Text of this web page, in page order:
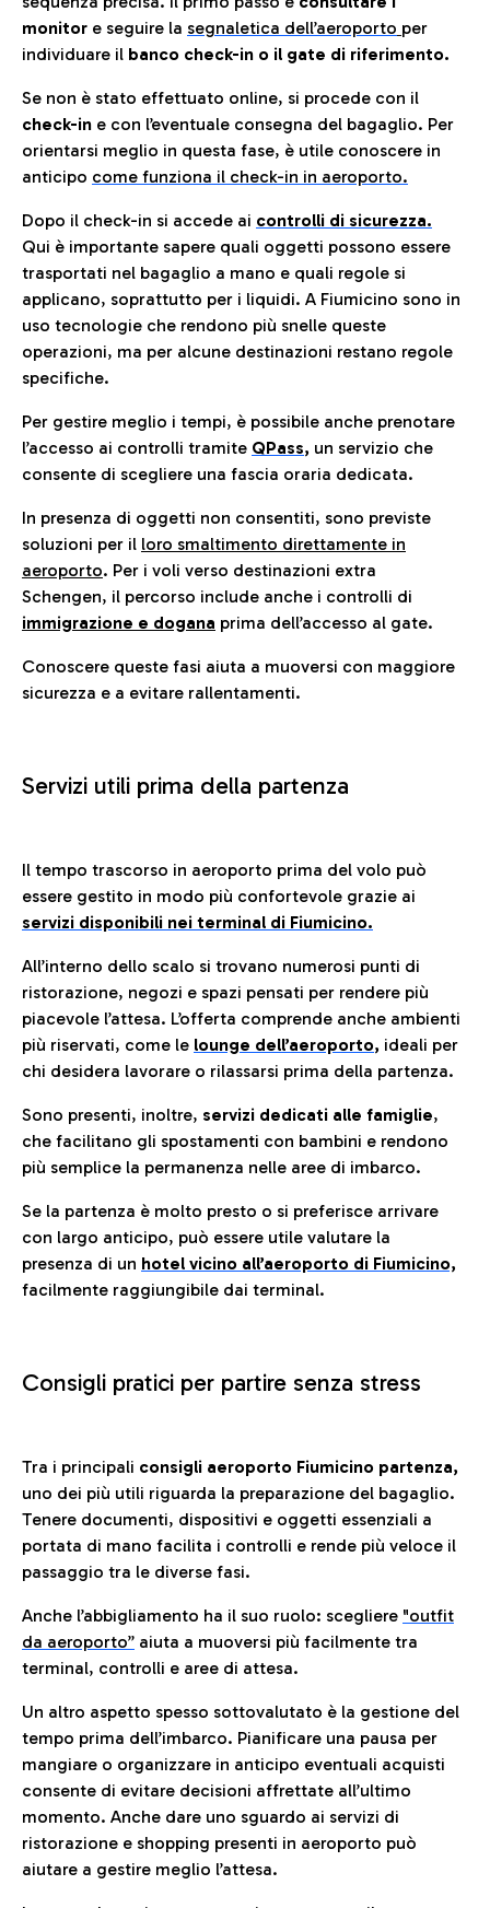
monitor e seguire la segnaletica dell’aeroporto per
individuare il banco check-in o il gate di riferimento.
Se non è stato effettuato online, si procede con il
check-in e con l’eventuale consegna del bagaglio. Per
orientarsi meglio in questa fase, è utile conoscere in
anticipo come funziona il check-in in aeroporto.
Dopo il check-in si accede ai controlli di sicurezza.
Qui è importante sapere quali oggetti possono essere
trasportati nel bagaglio a mano e quali regole si
applicano, soprattutto per i liquidi. A Fiumicino sono in
uso tecnologie che rendono più snelle queste
operazioni, ma per alcune destinazioni restano regole
specifiche.
Per gestire meglio i tempi, è possibile anche prenotare
l’accesso ai controlli tramite QPass, un servizio che
consente di scegliere una fascia oraria dedicata.
In presenza di oggetti non consentiti, sono previste
soluzioni per il loro smaltimento direttamente in
aeroporto. Per i voli verso destinazioni extra
Schengen, il percorso include anche i controlli di
immigrazione e dogana prima dell’accesso al gate.
Conoscere queste fasi aiuta a muoversi con maggiore
sicurezza e a evitare rallentamenti.
Servizi utili prima della partenza
Il tempo trascorso in aeroporto prima del volo può
essere gestito in modo più confortevole grazie ai
servizi disponibili nei terminal di Fiumicino.
All’interno dello scalo si trovano numerosi punti di
ristorazione, negozi e spazi pensati per rendere più
piacevole l’attesa. L’offerta comprende anche ambienti
più riservati, come le lounge dell’aeroporto, ideali per
chi desidera lavorare o rilassarsi prima della partenza.
Sono presenti, inoltre, servizi dedicati alle famiglie,
che facilitano gli spostamenti con bambini e rendono
più semplice la permanenza nelle aree di imbarco.
Se la partenza è molto presto o si preferisce arrivare
con largo anticipo, può essere utile valutare la
presenza di un hotel vicino all’aeroporto di Fiumicino,
facilmente raggiungibile dai terminal.
Consigli pratici per partire senza stress
Tra i principali consigli aeroporto Fiumicino partenza,
uno dei più utili riguarda la preparazione del bagaglio.
Tenere documenti, dispositivi e oggetti essenziali a
portata di mano facilita i controlli e rende più veloce il
passaggio tra le diverse fasi.
Anche l’abbigliamento ha il suo ruolo: scegliere "outfit
da aeroporto” aiuta a muoversi più facilmente tra
terminal, controlli e aree di attesa.
Un altro aspetto spesso sottovalutato è la gestione del
tempo prima dell’imbarco. Pianificare una pausa per
mangiare o organizzare in anticipo eventuali acquisti
consente di evitare decisioni affrettate all’ultimo
momento. Anche dare uno sguardo ai servizi di
ristorazione e shopping presenti in aeroporto può
aiutare a gestire meglio l’attesa.